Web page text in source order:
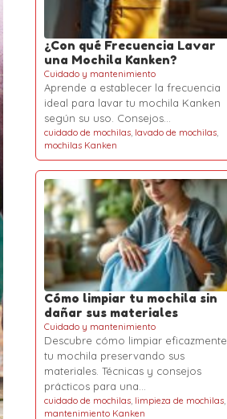
¿Con qué Frecuencia Lavar
una Mochila Kanken?
Cuidado y mantenimiento
Aprende a establecer la frecuencia
ideal para lavar tu mochila Kanken
según su uso. Consejos…
cuidado de mochilas, lavado de mochilas,
mochilas Kanken
Cómo limpiar tu mochila sin
dañar sus materiales
Cuidado y mantenimiento
Descubre cómo limpiar eficazmente
tu mochila preservando sus
materiales. Técnicas y consejos
prácticos para una…
cuidado de mochilas, limpieza de mochilas,
mantenimiento Kanken